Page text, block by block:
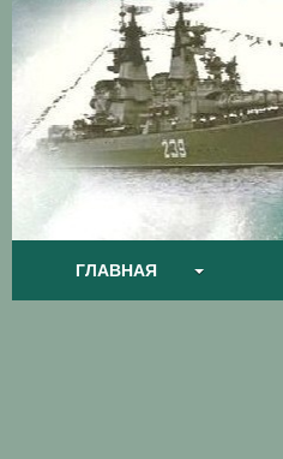
ГЛАВНАЯ